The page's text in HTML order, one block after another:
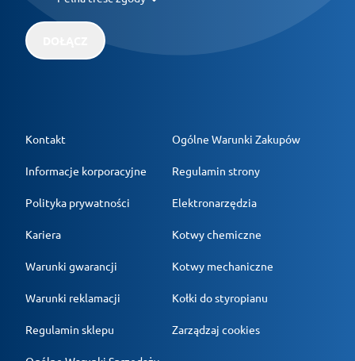
Kontakt
Informacje korporacyjne
Polityka prywatności
Kariera
Warunki gwarancji
Warunki reklamacji
Regulamin sklepu
Ogólne Warunki Zakupów
Regulamin strony
Elektronarzędzia
Kotwy chemiczne
Kotwy mechaniczne
Kołki do styropianu
Zarządzaj cookies